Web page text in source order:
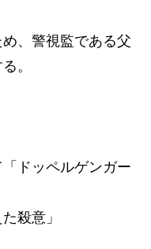
、警視監である父
。
ドッペルゲンガー
殺意」